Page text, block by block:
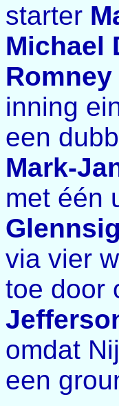
starter
Michael
Romney
inning
een
Mark-
met één
via vier
toe door
omdat
een